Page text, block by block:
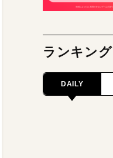
ランキング
DAILY